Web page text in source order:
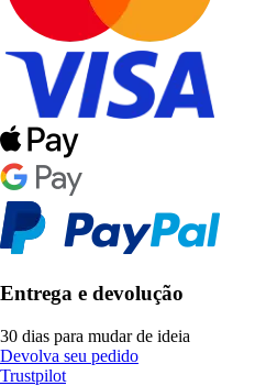
Entrega e devolução
30 dias para mudar de ideia
Devolva seu pedido
Trustpilot